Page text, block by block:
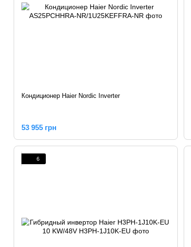
Кондиционер Haier Nordic Inverter
53 955 грн
6